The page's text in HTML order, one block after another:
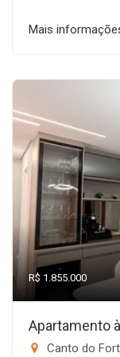
Mais
R$ 1.855.000
Apartamento
Canto do